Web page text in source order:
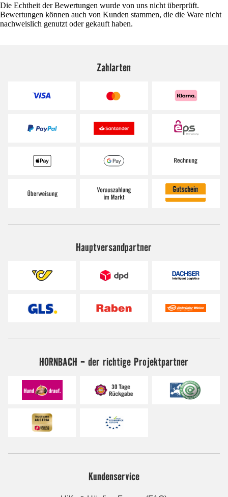
Die Echtheit der Bewertungen wurde von uns nicht überprüft.
Bewertungen können auch von Kunden stammen, die die Ware nicht
nachweislich genutzt oder gekauft haben.
Zahlarten
Hauptversandpartner
HORNBACH - der richtige Projektpartner
Kundenservice